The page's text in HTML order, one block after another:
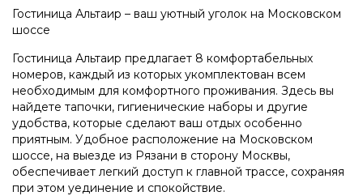
Гостиница Альтаир – ваш уютный уголок на Московском
шоссе
Гостиница Альтаир предлагает 8 комфортабельных
номеров, каждый из которых укомплектован всем
необходимым для комфортного проживания. Здесь вы
найдете тапочки, гигиенические наборы и другие
удобства, которые сделают ваш отдых особенно
приятным. Удобное расположение на Московском
шоссе, на выезде из Рязани в сторону Москвы,
обеспечивает легкий доступ к главной трассе, сохраняя
при этом уединение и спокойствие.